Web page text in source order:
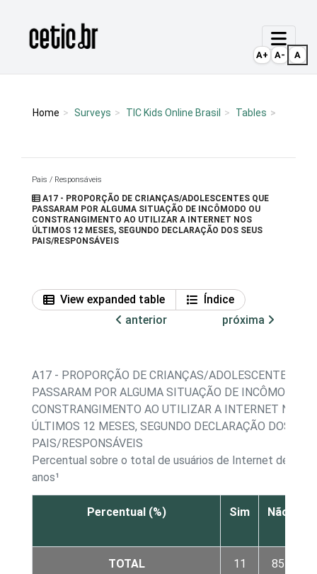
Página inicial
Home Surveys TIC Kids Online Brasil Tables
Pais / Responsáveis
A17 - PROPORÇÃO DE CRIANÇAS/ADOLESCENTES QUE
PASSARAM POR ALGUMA SITUAÇÃO DE INCÔMODO OU
CONSTRANGIMENTO AO UTILIZAR A INTERNET NOS
ÚLTIMOS 12 MESES, SEGUNDO DECLARAÇÃO DOS SEUS
PAIS/RESPONSÁVEIS
View expanded table
Índice
anterior
próxima
A17 - PROPORÇÃO DE CRIANÇAS/ADOLESCENTES QUE
PASSARAM POR ALGUMA SITUAÇÃO DE INCÔMODO
CONSTRANGIMENTO AO UTILIZAR A INTERNET NOS
ÚLTIMOS 12 MESES, SEGUNDO DECLARAÇÃO DOS
PAIS/RESPONSÁVEIS
Percentual sobre o total de usuários de Internet de 9 a
anos¹
Percentual (%) Sim Não
TOTAL 11 85
A+ A- A